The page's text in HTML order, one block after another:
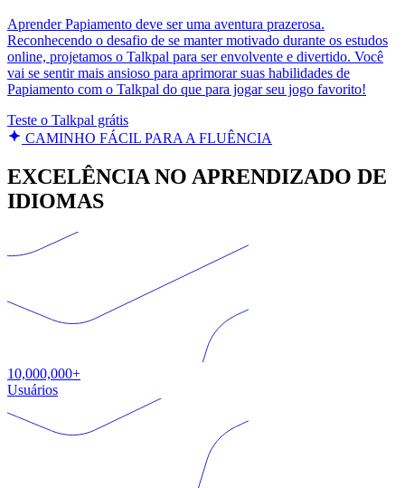
Aprender Papiamento deve ser uma aventura prazerosa.
Reconhecendo o desafio de se manter motivado durante os estudos
online, projetamos o Talkpal para ser envolvente e divertido. Você
vai se sentir mais ansioso para aprimorar suas habilidades de
Papiamento com o Talkpal do que para jogar seu jogo favorito!
Teste o Talkpal grátis
CAMINHO FÁCIL PARA A FLUÊNCIA
EXCELÊNCIA NO APRENDIZADO DE
IDIOMAS
10,000,000+
Usuários